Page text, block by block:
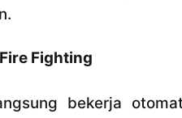
Fighting
bekerja